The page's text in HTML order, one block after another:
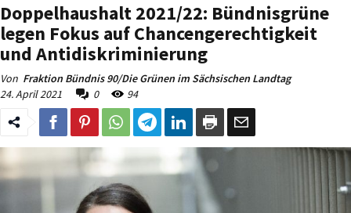
Doppelhaushalt 2021/22: Bündnisgrüne
legen Fokus auf Chancengerechtigkeit
und Antidiskriminierung
Von Fraktion Bündnis 90/Die Grünen im Sächsischen Landtag
24. April 2021
0 94